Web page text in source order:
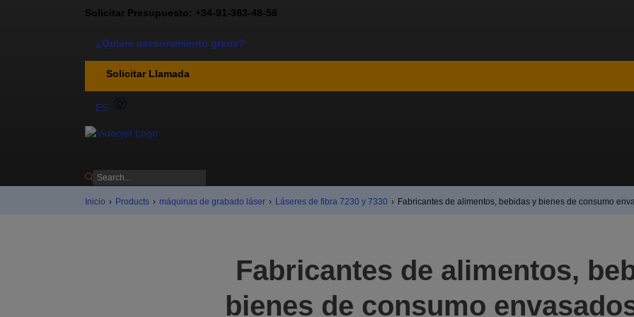
Solicitar Presupuesto: +34-91-383-48-58
¿Quiere asesoramiento gratis?
Solicitar Llamada
ES
Inicio › Products › máquinas de grabado láser › Láseres de fibra 7230 y 7330 › Fabricantes de alimentos, bebidas y bienes de consumo
Fabricantes de alimentos,
bienes de consumo